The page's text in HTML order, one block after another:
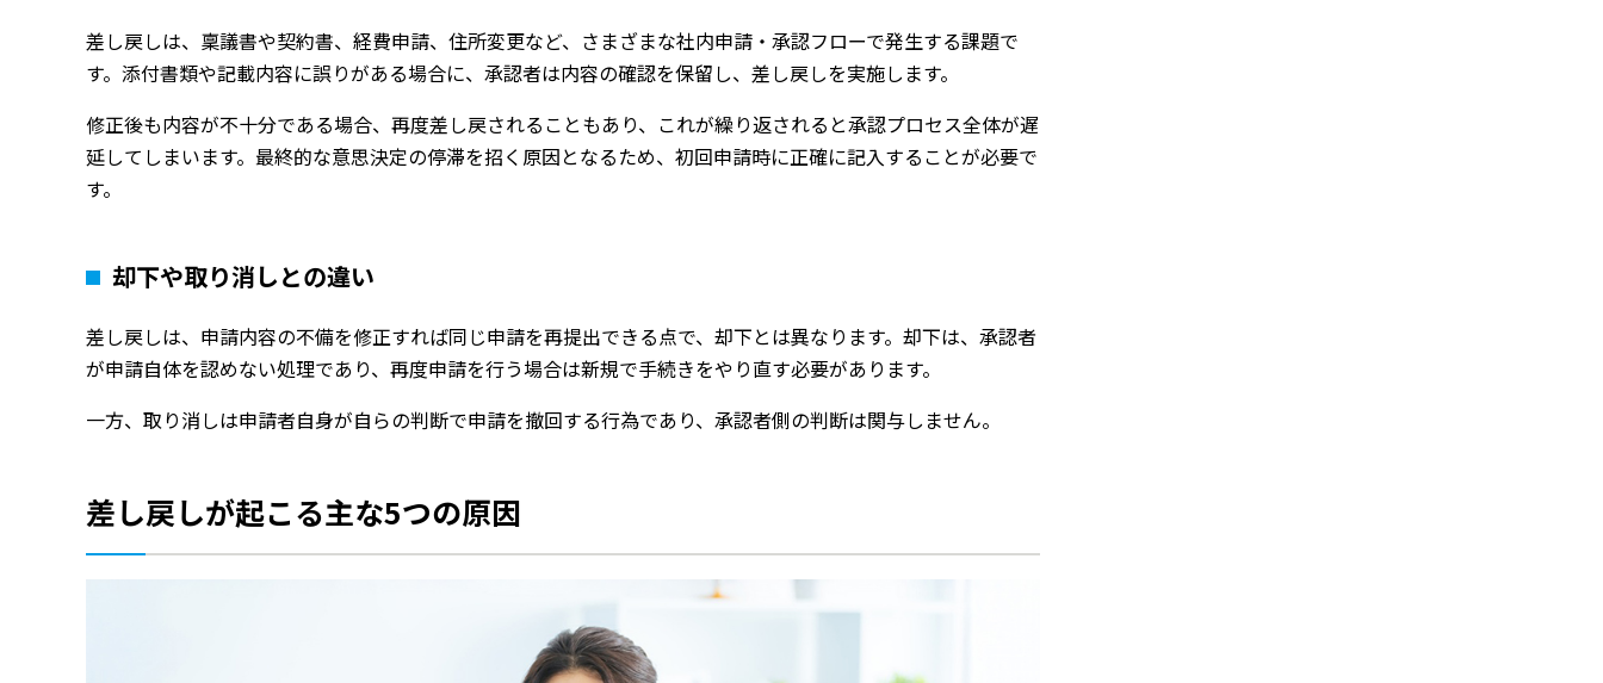
差し戻しは、稟議書や契約書、経費申請、住所変更など、さまざまな社内申請・承認フローで発生する課題で
す。添付書類や記載内容に誤りがある場合に、承認者は内容の確認を保留し、差し戻しを実施します。
修正後も内容が不十分である場合、再度差し戻されることもあり、これが繰り返されると承認プロセス全体が遅
延してしまいます。最終的な意思決定の停滞を招く原因となるため、初回申請時に正確に記入することが必要で
す。
却下や取り消しとの違い
差し戻しは、申請内容の不備を修正すれば同じ申請を再提出できる点で、却下とは異なります。却下は、承認者
が申請自体を認めない処理であり、再度申請を行う場合は新規で手続きをやり直す必要があります。
一方、取り消しは申請者自身が自らの判断で申請を撤回する行為であり、承認者側の判断は関与しません。
差し戻しが起こる主な5つの原因